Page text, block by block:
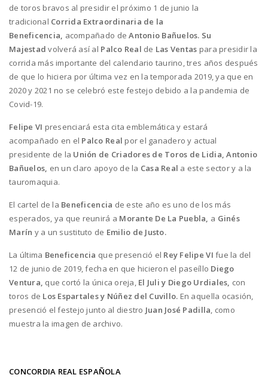
de toros bravos al presidir el próximo 1 de junio la
tradicional Corrida Extraordinaria de la
Beneficencia, acompañado de Antonio Bañuelos. Su
Majestad volverá así al Palco Real de Las Ventas para presidir la
corrida más importante del calendario taurino, tres años después
de que lo hiciera por última vez en la temporada 2019, ya que en
2020 y 2021 no se celebró este festejo debido a la pandemia de
Covid-19.
Felipe VI presenciará esta cita emblemática y estará
acompañado en el Palco Real por el ganadero y actual
presidente de la Unión de Criadores de Toros de Lidia, Antonio
Bañuelos, en un claro apoyo de la Casa Real a este sector y a la
tauromaquia.
El cartel de la Beneficencia de este año es uno de los más
esperados, ya que reunirá a Morante De La Puebla, a Ginés
Marín y a un sustituto de Emilio de Justo.
La última Beneficencia que presenció el Rey Felipe VI fue la del
12 de junio de 2019, fecha en que hicieron el paseíllo Diego
Ventura, que cortó la única oreja, El Juli y Diego Urdiales, con
toros de Los Espartales y Núñez del Cuvillo. En aquella ocasión,
presenció el festejo junto al diestro Juan José Padilla, como
muestra la imagen de archivo.
CONCORDIA REAL ESPAÑOLA